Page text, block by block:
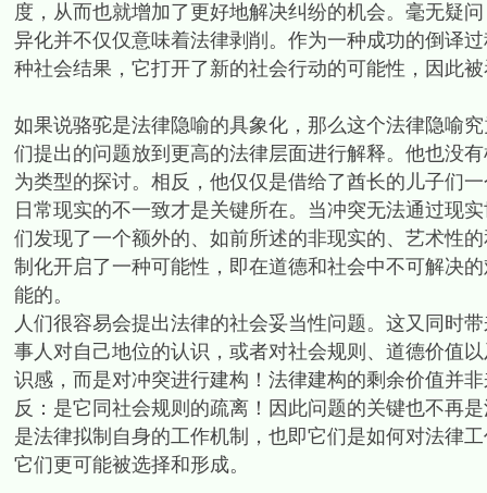
度，从而也就增加了更好地解决纠纷的机会。毫无疑
异化并不仅仅意味着法律剥削。作为一种成功的倒译
种社会结果，它打开了新的社会行动的可能性，因此
如果说骆驼是法律隐喻的具象化，那么这个法律隐喻
们提出的问题放到更高的法律层面进行解释。他也没
为类型的探讨。相反，他仅仅是借给了酋长的儿子
日常现实的不一致才是关键所在。当冲突无法通过现
们发现了一个额外的、如前所述的非现实的、艺术性
制化开启了一种可能性，即在道德和社会中不可解决
能的。
人们很容易会提出法律的社会妥当性问题。这又同时
事人对自己地位的认识，或者对社会规则、道德价值
识感，而是对冲突进行建构！法律建构的剩余价值并
反：是它同社会规则的疏离！因此问题的关键也不再
是法律拟制自身的工作机制，也即它们是如何对法律
它们更可能被选择和形成。